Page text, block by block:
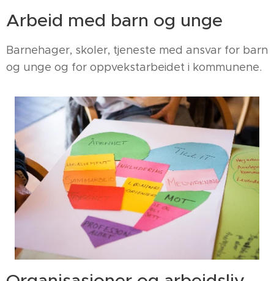
Arbeid med barn og unge
Barnehager, skoler, tjeneste med ansvar for barn
og unge og for oppvekstarbeidet i kommunene.